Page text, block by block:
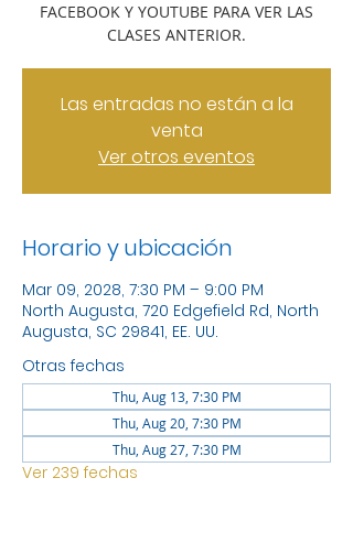
FACEBOOK Y YOUTUBE PARA VER LAS
CLASES ANTERIOR.
Las entradas no están a la
venta
Ver otros eventos
Horario y ubicación
Mar 09, 2028, 7:30 PM – 9:00 PM
North Augusta, 720 Edgefield Rd, North
Augusta, SC 29841, EE. UU.
Otras fechas
Thu, Aug 13, 7:30 PM
Thu, Aug 20, 7:30 PM
Thu, Aug 27, 7:30 PM
Ver 239 fechas